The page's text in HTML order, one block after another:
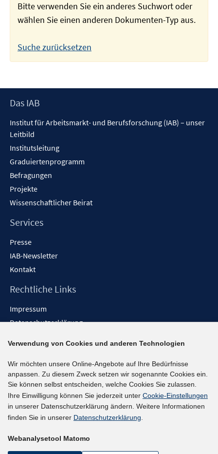
Bitte verwenden Sie ein anderes Suchwort oder
wählen Sie einen anderen Dokumenten-Typ aus.
Suche zurücksetzen
Footer
Das IAB
Institut für Arbeitsmarkt- und Berufsforschung (IAB) – unser
Leitbild
Institutsleitung
Graduiertenprogramm
Befragungen
Projekte
Wissenschaftlicher Beirat
Services
Presse
IAB-Newsletter
Kontakt
Rechtliche Links
Impressum
Datenschutzerklärung
Barrieren melden
Social-Media-Kanäle
BlueSky
YouTube
LinkedIn
kununu
Verwendung von Cookies und anderen Technologien
Wir möchten unsere Online-Angebote auf Ihre Bedürfnisse
anpassen. Zu diesem Zweck setzen wir sogenannte Cookies ein.
Sie können selbst entscheiden, welche Cookies Sie zulassen.
Ihre Einwilligung können Sie jederzeit unter Cookie-Einstellungen
in unserer Datenschutzerklärung ändern. Weitere Informationen
finden Sie in unserer Datenschutzerklärung.
Webanalysetool Matomo